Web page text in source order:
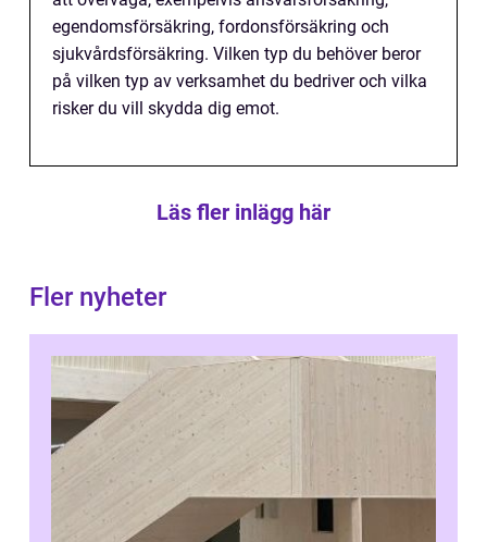
egendomsförsäkring, fordonsförsäkring och
sjukvårdsförsäkring. Vilken typ du behöver beror
på vilken typ av verksamhet du bedriver och vilka
risker du vill skydda dig emot.
Läs fler inlägg här
Fler nyheter